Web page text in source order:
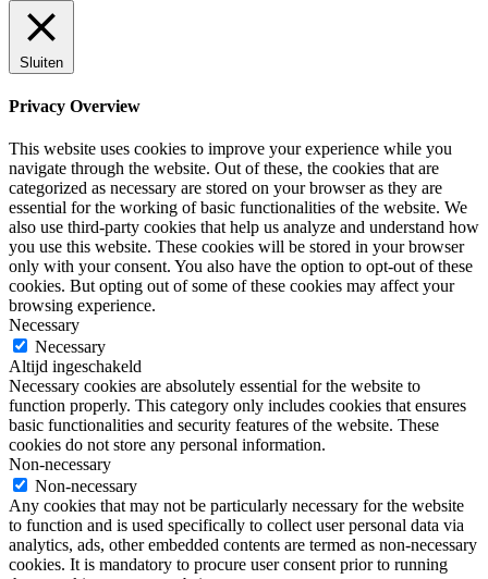
Sluiten
Privacy Overview
This website uses cookies to improve your experience while you
navigate through the website. Out of these, the cookies that are
categorized as necessary are stored on your browser as they are
essential for the working of basic functionalities of the website. We
also use third-party cookies that help us analyze and understand how
you use this website. These cookies will be stored in your browser
only with your consent. You also have the option to opt-out of these
cookies. But opting out of some of these cookies may affect your
browsing experience.
Necessary
Necessary
Altijd ingeschakeld
Necessary cookies are absolutely essential for the website to
function properly. This category only includes cookies that ensures
basic functionalities and security features of the website. These
cookies do not store any personal information.
Non-necessary
Non-necessary
Any cookies that may not be particularly necessary for the website
to function and is used specifically to collect user personal data via
analytics, ads, other embedded contents are termed as non-necessary
cookies. It is mandatory to procure user consent prior to running